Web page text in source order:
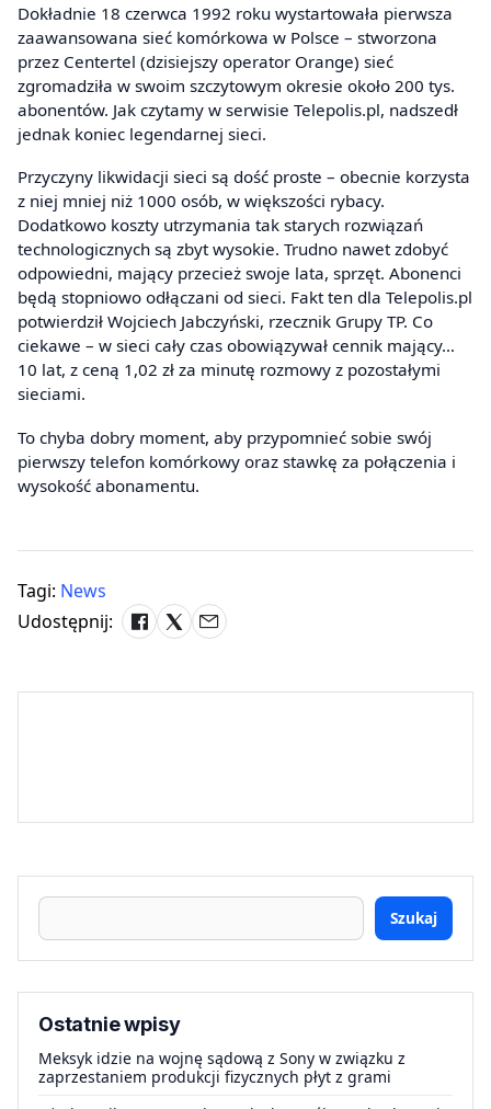
Dokładnie 18 czerwca 1992 roku wystartowała pierwsza
zaawansowana sieć komórkowa w Polsce – stworzona
przez Centertel (dzisiejszy operator Orange) sieć
zgromadziła w swoim szczytowym okresie około 200 tys.
abonentów. Jak czytamy w serwisie Telepolis.pl, nadszedł
jednak koniec legendarnej sieci.
Przyczyny likwidacji sieci są dość proste – obecnie korzysta
z niej mniej niż 1000 osób, w większości rybacy.
Dodatkowo koszty utrzymania tak starych rozwiązań
technologicznych są zbyt wysokie. Trudno nawet zdobyć
odpowiedni, mający przecież swoje lata, sprzęt. Abonenci
będą stopniowo odłączani od sieci. Fakt ten dla Telepolis.pl
potwierdził Wojciech Jabczyński, rzecznik Grupy TP. Co
ciekawe – w sieci cały czas obowiązywał cennik mający…
10 lat, z ceną 1,02 zł za minutę rozmowy z pozostałymi
sieciami.
To chyba dobry moment, aby przypomnieć sobie swój
pierwszy telefon komórkowy oraz stawkę za połączenia i
wysokość abonamentu.
Tagi: News
Udostępnij:
Szukaj
Ostatnie wpisy
Meksyk idzie na wojnę sądową z Sony w związku z
zaprzestaniem produkcji fizycznych płyt z grami